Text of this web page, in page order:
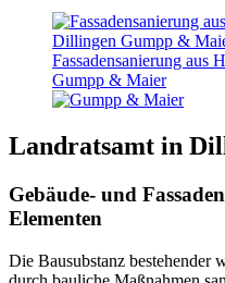
Fassadensanierung aus
Gumpp & Maier
Landratsamt in
Gebäude- und
Elementen
Die Bausubstanz bestehender